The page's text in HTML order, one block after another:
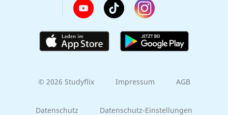
© 2026 Studyflix Impressum AGB
Datenschutz Datenschutz-Einstellungen